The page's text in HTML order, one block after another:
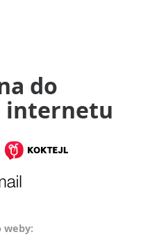
do
internetu
weby: